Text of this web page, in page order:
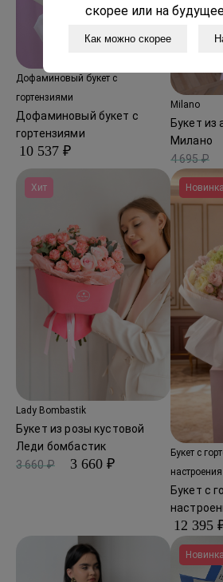
Дофаминовый букет с
гортензиями
Дофаминовый букет с
гортензиями
10 537 ₽
Milano
Букет из
Милано
4 695 ₽
Хит
Lady Bombastik
Букет из розы кустовой
Леди бомбастик
3 660 ₽
3 660 ₽
Новинка
Букет с
настроения
Букет с
12 395
Новинка
скорее или на
Как можно скорее